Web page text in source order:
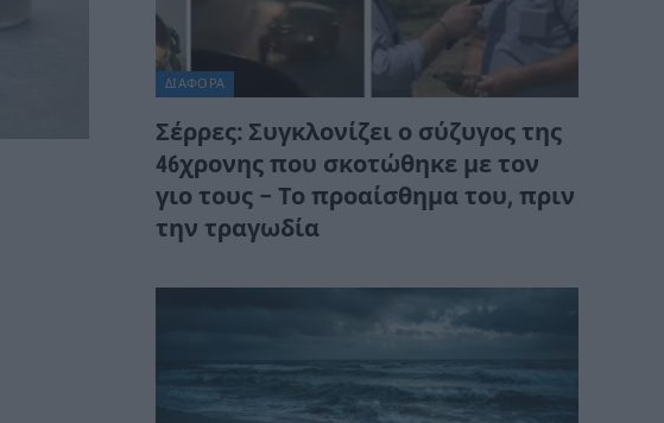
ΔΙΆΦΟΡΑ
Σέρρες: Συγκλονίζει ο σύζυγος της
46χρονης που σκοτώθηκε με τον
γιο τους – Το προαίσθημα του, πριν
την τραγωδία